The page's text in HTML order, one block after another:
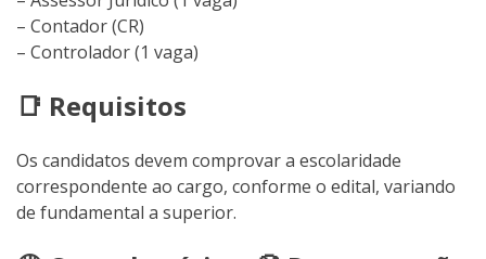
– Contador (CR)
– Controlador (1 vaga)
📑 Requisitos
Os candidatos devem comprovar a escolaridade
correspondente ao cargo, conforme o edital, variando
de fundamental a superior.